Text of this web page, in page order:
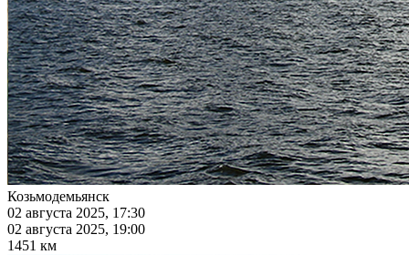
Козьмодемьянск
02 августа 2025, 17:30
02 августа 2025, 19:00
1451 км